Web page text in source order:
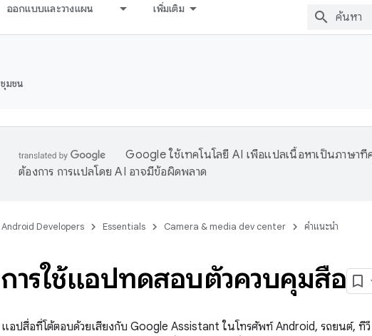
ออกแบบและวางแผน เพิ่มเติม
ชุมชน
Google ใช้เทคโนโลยี AI เพื่อแปลเนื้อหาเป็นภาษา
ต้องการ การแปลโดย AI อาจมีข้อผิดพลาด
Android Developers Essentials Camera & media dev center คำแนะนำ
การใช้แอปทดสอบตัวควบคุมสื่อ
แอปสื่อที่โต้ตอบด้วยเสียงกับ Google Assistant ในโทรศัพท์ Android, รถยนต์, ที